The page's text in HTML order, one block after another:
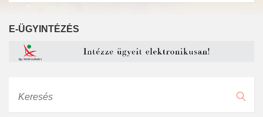
E-ÜGYINTÉZÉS